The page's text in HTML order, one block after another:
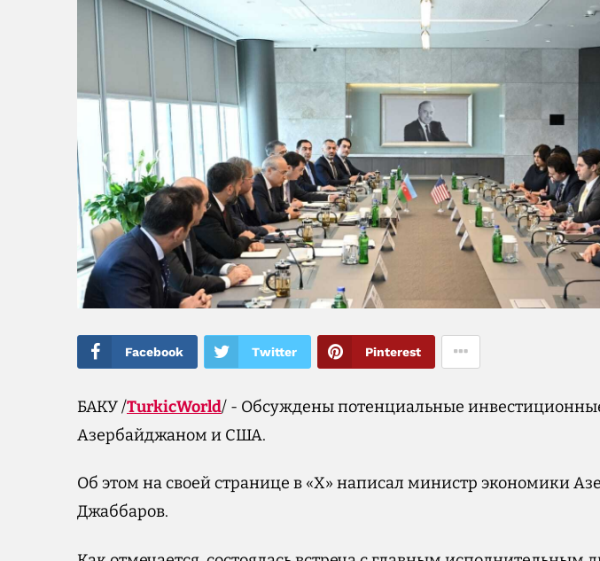
Facebook Twitter Pinterest
БАКУ /TurkicWorld/ - Обсуждены потенциальные
Азербайджаном и США.
Об этом на своей странице в «X» написал министр экономики
Джаббаров.